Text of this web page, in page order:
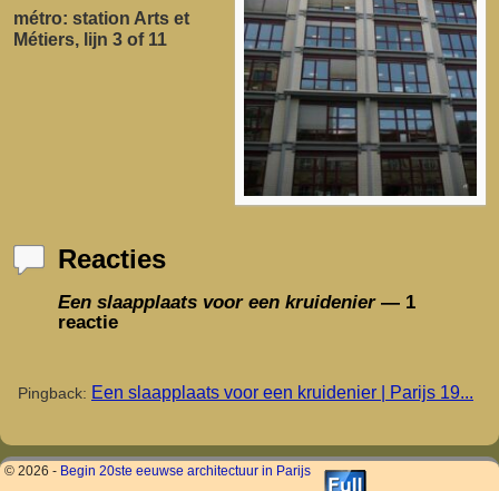
métro: station Arts et
Métiers, lijn 3 of 11
Reacties
Een slaapplaats voor een kruidenier— 1
reactie
Pingback: Een slaapplaats voor een kruidenier | Parijs 19...
© 2026 - Begin 20ste eeuwse architectuur in Parijs